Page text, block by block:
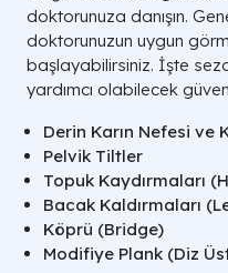
doktorunuza danışın.
doktorunuzun uygun
başlayabilirsiniz. İşte
yardımcı olabilecek
Derin Karın Nefesi ve
Pelvik Tiltler
Topuk Kaydırmaları
Bacak Kaldırmaları
Köprü (Bridge)
Modifiye Plank (Diz